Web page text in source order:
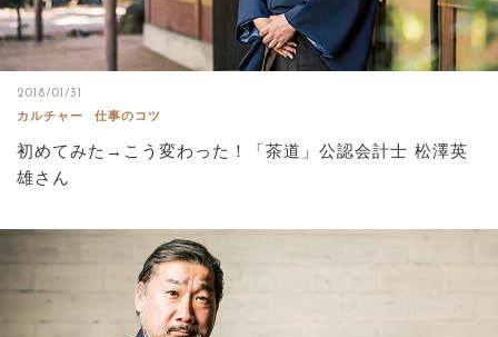
2018/01/31
カルチャー
仕事のコツ
初めてみた→こう変わった！「茶道」公認会計士 松澤英
雄さん